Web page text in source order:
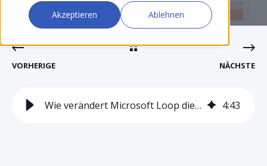
Akzeptieren
Ablehnen
VORHERIGE NÄCHSTE
Wie verändert Microsoft Loop die Zusammenarbeit in Unternehmen? 4:43